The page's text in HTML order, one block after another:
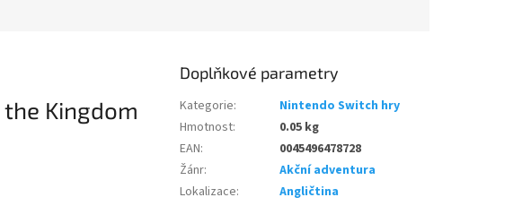
Kingdom
Doplňkové parametry
Kategorie:
Nintendo Switch hry
Hmotnost:
0.05 kg
EAN:
0045496478728
Žánr:
Akční adventura
Lokalizace:
Angličtina